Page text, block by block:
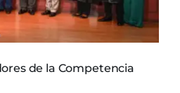
de la Competencia